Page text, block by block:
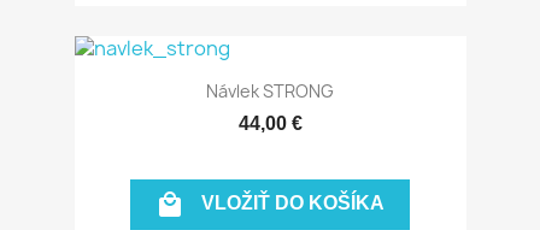
Návlek STRONG
44,00 €
 VLOŽIŤ DO KOŠÍKA